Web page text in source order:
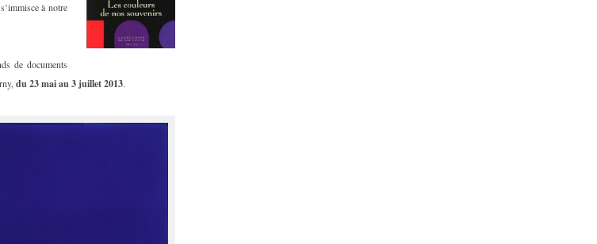
à notre
de documents
du 23 mai au 3 juillet 2013.